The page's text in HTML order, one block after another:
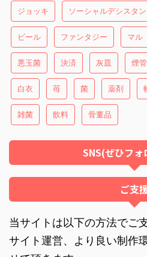
ジョッキ ソーシャルデシスタン
ビール ファンタジー マル
悪玉菌 決済 灰皿 煙管
白衣 苺 菌 薬剤
雑菌 飲料 骨董品
SNS(ぜひフ
ご支
当サイトは以下の方法でご
サイト運営、より良い制作